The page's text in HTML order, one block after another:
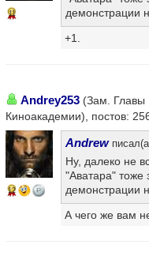
11
демонстрации
+1.
Andrey253 (Зам. Главы
Киноакадемии), постов:
12
Andrew
Ну, далеко не
"Аватара" тоже
демонстрации
А чего же вам